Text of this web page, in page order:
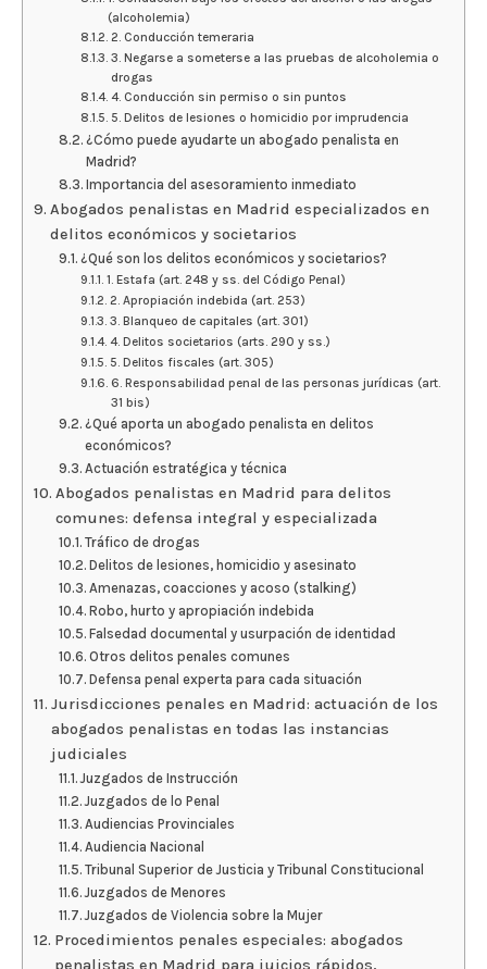
(alcoholemia)
2. Conducción temeraria
3. Negarse a someterse a las pruebas de alcoholemia o
drogas
4. Conducción sin permiso o sin puntos
5. Delitos de lesiones o homicidio por imprudencia
¿Cómo puede ayudarte un abogado penalista en
Madrid?
Importancia del asesoramiento inmediato
Abogados penalistas en Madrid especializados en
delitos económicos y societarios
¿Qué son los delitos económicos y societarios?
1. Estafa (art. 248 y ss. del Código Penal)
2. Apropiación indebida (art. 253)
3. Blanqueo de capitales (art. 301)
4. Delitos societarios (arts. 290 y ss.)
5. Delitos fiscales (art. 305)
6. Responsabilidad penal de las personas jurídicas (art.
31 bis)
¿Qué aporta un abogado penalista en delitos
económicos?
Actuación estratégica y técnica
Abogados penalistas en Madrid para delitos
comunes: defensa integral y especializada
Tráfico de drogas
Delitos de lesiones, homicidio y asesinato
Amenazas, coacciones y acoso (stalking)
Robo, hurto y apropiación indebida
Falsedad documental y usurpación de identidad
Otros delitos penales comunes
Defensa penal experta para cada situación
Jurisdicciones penales en Madrid: actuación de los
abogados penalistas en todas las instancias
judiciales
Juzgados de Instrucción
Juzgados de lo Penal
Audiencias Provinciales
Audiencia Nacional
Tribunal Superior de Justicia y Tribunal Constitucional
Juzgados de Menores
Juzgados de Violencia sobre la Mujer
Procedimientos penales especiales: abogados
penalistas en Madrid para juicios rápidos,